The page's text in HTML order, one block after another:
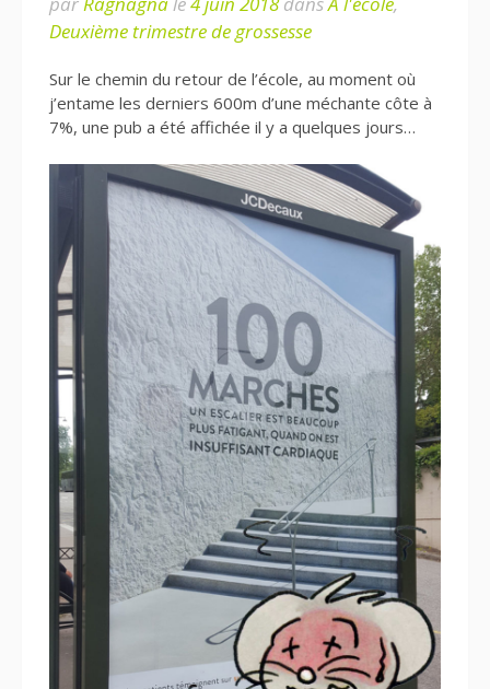
Deuxième trimestre de grossesse
Sur le chemin du retour de l’école, au moment où
j’entame les derniers 600m d’une méchante côte à
7%, une pub a été affichée il y a quelques jours…